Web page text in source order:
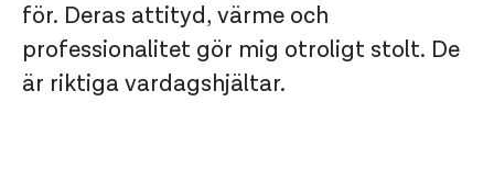
för. Deras attityd, värme och
professionalitet gör mig otroligt stolt. De
är riktiga vardagshjältar.